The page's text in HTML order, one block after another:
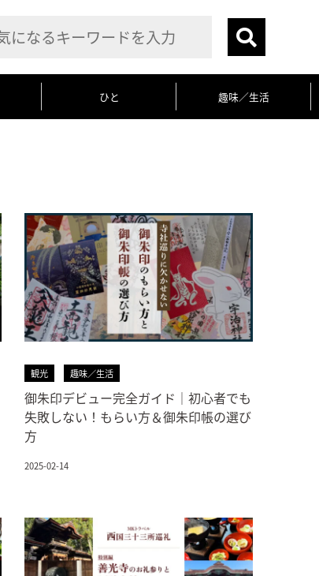
ひと 趣味／生活
観光 趣味／生活
御朱印デビュー完全ガイド｜初心者でも
失敗しない！もらい方＆御朱印帳の選び
方
2025-02-14